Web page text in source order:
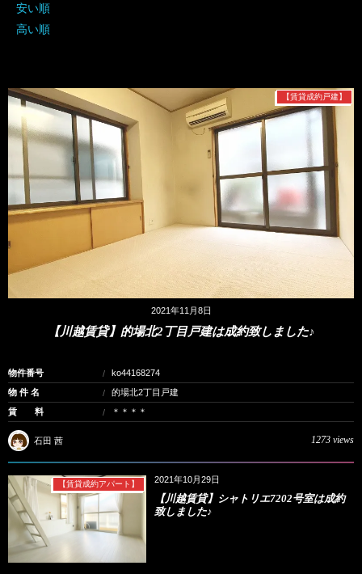
安い順
高い順
【賃貸成約戸建】
2021年11月8日
【川越賃貸】的場北2丁目戸建は成約致しました♪
物件番号
ko44168274
物 件 名
的場北2丁目戸建
賃 料
＊＊＊＊
石田 茜 1273 views
【賃貸成約アパート】 2021年10月29日
【川越賃貸】シャトリエ7202号室は成約
致しました♪